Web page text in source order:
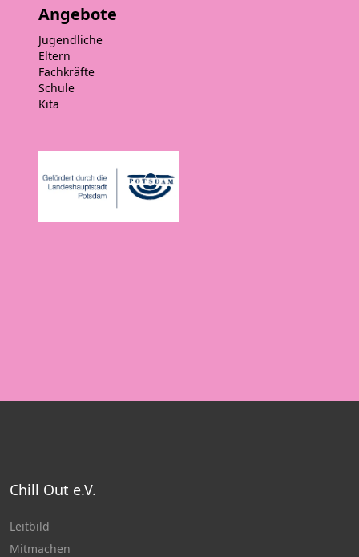
Angebote
Jugendliche
Eltern
Fachkräfte
Schule
Kita
Chill Out e.V.
Leitbild
Mitmachen